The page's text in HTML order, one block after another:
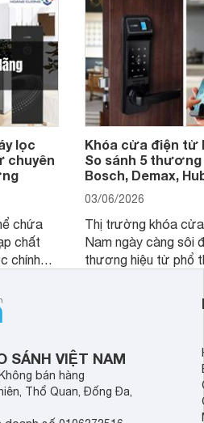
lọc
chuyên
chứa
chất
chính
nước
Khóa cửa điện tử
So sánh 5 thương
Bosch, Demax,
03/06/2026
Thị trường khóa
Nam ngày càng sôi
thương hiệu từ phổ
cửa điện tử hãng
sẽ so sánh 5
Demax, Hubert và
SÁNH VIỆT NAM
bán hàng
Thổ Quan, Đống Đa,